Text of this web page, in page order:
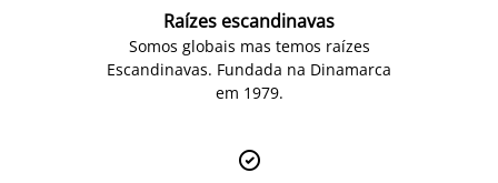
Raízes escandinavas
Somos globais mas temos raízes
Escandinavas. Fundada na Dinamarca
em 1979.
